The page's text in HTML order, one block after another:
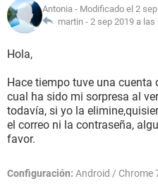
Antonia - Modificado el 2
martin - 2 sep 2019 a las
Hola,
Hace tiempo tuve una cuenta
cual ha sido mi sorpresa al
todavía, si yo la
el correo ni la contraseña,
favor.
Configuración: Android / Chrome